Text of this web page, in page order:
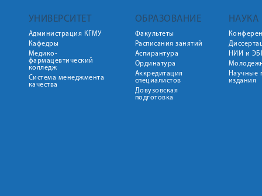
УНИВЕРСИТЕТ
Администрация КГМУ
Кафедры
Медико-
фармацевтический
колледж
Система менеджмента
качества
ОБРАЗОВАНИЕ
Факультеты
Расписания занятий
Аспирантура
Ординатура
Аккредитация
специалистов
Довузовская
подготовка
НАУКА
НИИ и
Научные
издания